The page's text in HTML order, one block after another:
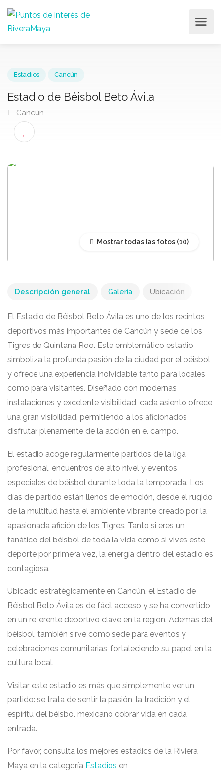
Estadio de Béisbol Beto Ávila
Cancún
Mostrar todas las fotos
Descripción general Galería Ubicación
El Estadio de Béisbol Beto Ávila es uno de los recintos
deportivos más importantes de Cancún y sede de los
Tigres de Quintana Roo. Este emblemático estadio
simboliza la profunda pasión de la ciudad por el béisbol
y ofrece una experiencia inolvidable tanto para locales
como para visitantes. Diseñado con modernas
instalaciones y excelente visibilidad, cada asiento ofrece
una gran visibilidad, permitiendo a los aficionados
disfrutar plenamente de la acción en el campo.
El estadio acoge regularmente partidos de la liga
profesional, encuentros de alto nivel y eventos
especiales de béisbol durante toda la temporada. Los
días de partido están llenos de emoción, desde el rugido
de la multitud hasta el ambiente vibrante creado por la
apasionada afición de los Tigres. Tanto si eres un
fanático del béisbol de toda la vida como si vives este
deporte por primera vez, la energía dentro del estadio es
contagiosa.
Ubicado estratégicamente en Cancún, el Estadio de
Béisbol Beto Ávila es de fácil acceso y se ha convertido
en un referente deportivo clave en la región. Además del
béisbol, también sirve como sede para eventos y
celebraciones comunitarias, fortaleciendo su papel en la
cultura local.
Visitar este estadio es más que simplemente ver un
partido: se trata de sentir la pasión, la tradición y el
espíritu del béisbol mexicano cobrar vida en cada
entrada.
Por favor, consulta los mejores estadios de la Riviera
Maya en la categoría Estadios en